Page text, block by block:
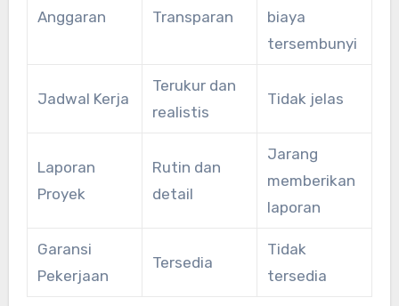
Anggaran Transparan
biaya
tersembunyi
Jadwal Kerja
Terukur dan
realistis
Tidak jelas
Laporan
Proyek
Rutin dan
detail
Jarang
memberikan
laporan
Garansi
Pekerjaan
Tersedia
Tidak
tersedia